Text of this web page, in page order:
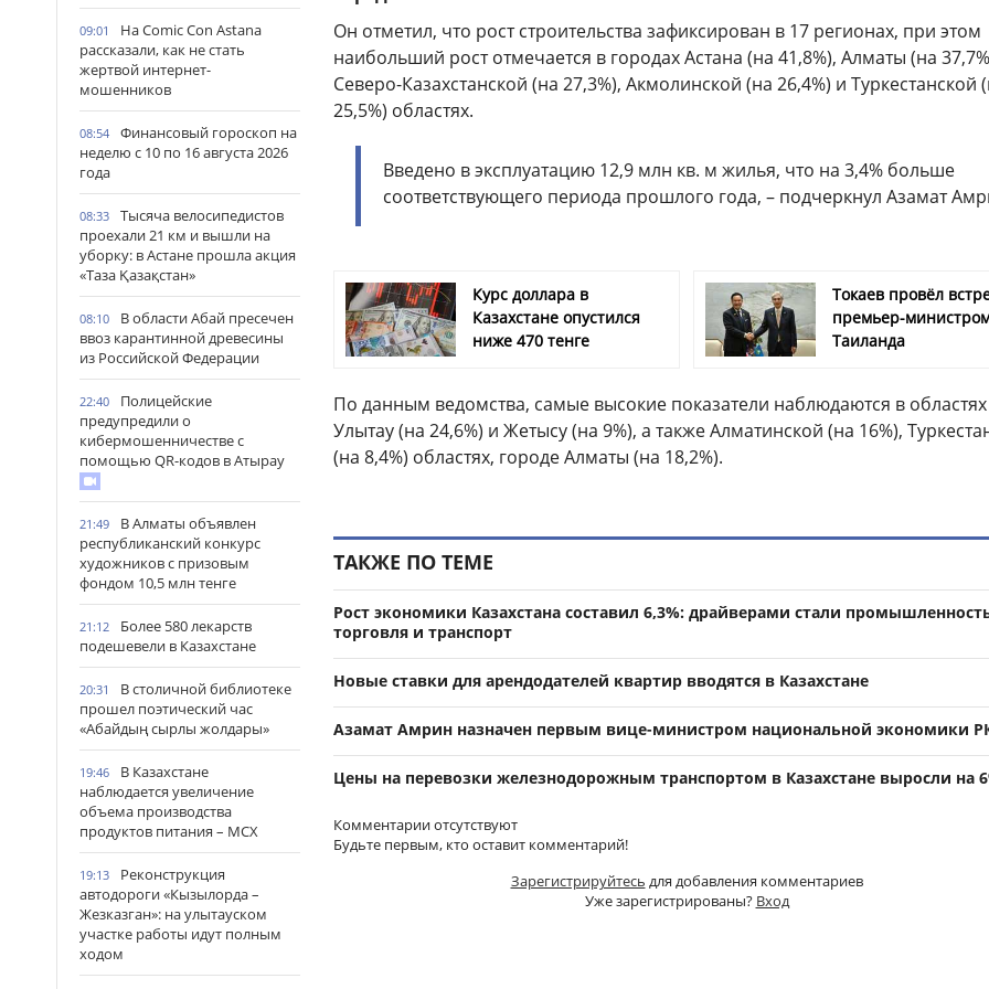
09:01
На Comic Con Astana
рассказали, как не стать
жертвой интернет-
мошенников
08:54
Финансовый гороскоп на
неделю с 10 по 16 августа 2026
года
08:33
Тысяча велосипедистов
проехали 21 км и вышли на
уборку: в Астане прошла акция
«Таза Қазақстан»
08:10
В области Абай пресечен
ввоз карантинной древесины
из Российской Федерации
22:40
Полицейские
предупредили о
кибермошенничестве с
помощью QR-кодов в Атырау
21:49
В Алматы объявлен
республиканский конкурс
художников с призовым
фондом 10,5 млн тенге
21:12
Более 580 лекарств
подешевели в Казахстане
20:31
В столичной библиотеке
прошел поэтический час
«Абайдың сырлы жолдары»
19:46
В Казахстане
наблюдается увеличение
объема производства
продуктов питания – МСХ
19:13
Реконструкция
автодороги «Кызылорда –
Жезказган»: на улытауском
участке работы идут полным
ходом
Он отметил, что рост строительства зафиксирован в 17 регионах, при этом
наибольший рост отмечается в городах Астана (на 41,8%), Алматы (на
Северо-Казахстанской (на 27,3%), Акмолинской (на 26,4%) и Туркестанской
25,5%) областях.
Введено в эксплуатацию 12,9 млн кв. м жилья, что на 3,4% больше
соответствующего периода прошлого года, – подчеркнул Азамат
Курс доллара в
Казахстане опустился
ниже 470 тенге
Токаев провёл
премьер-
Таиланда
По данным ведомства, самые высокие показатели наблюдаются в областях
Улытау (на 24,6%) и Жетысу (на 9%), а также Алматинской (на 16%),
(на 8,4%) областях, городе Алматы (на 18,2%).
ТАКЖЕ ПО ТЕМЕ
Рост экономики Казахстана составил 6,3%: драйверами стали
торговля и транспорт
Новые ставки для арендодателей квартир вводятся в Казахстане
Азамат Амрин назначен первым вице-министром национальной экономики
Цены на перевозки железнодорожным транспортом в Казахстане выросли на
Комментарии отсутствуют
Будьте первым, кто оставит комментарий!
Зарегистрируйтесь для добавления комментариев
Уже зарегистрированы? Вход